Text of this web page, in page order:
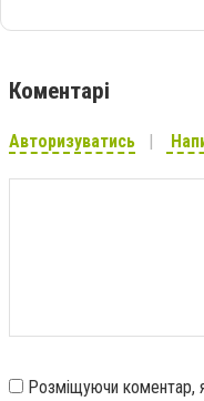
Коментарі
Авторизуватись
Розміщуючи коментар,